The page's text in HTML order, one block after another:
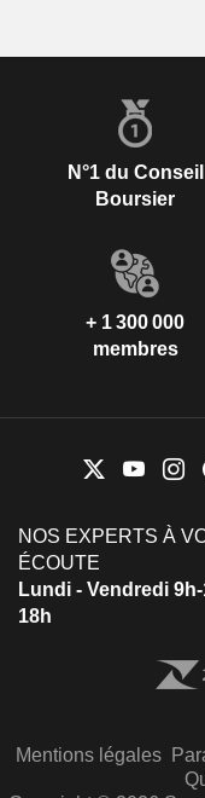
N°1 du Conseil
Boursier
+ 1 300 000
membres
NOS EXPERTS À
ÉCOUTE
Lundi - Vendredi
18h
Mentions légales